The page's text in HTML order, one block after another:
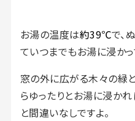
お湯の温度は約39℃で、
ていつまでもお湯に浸かっ
窓の外に広がる木々の緑
らゆったりとお湯に浸か
と間違いなしですよ。